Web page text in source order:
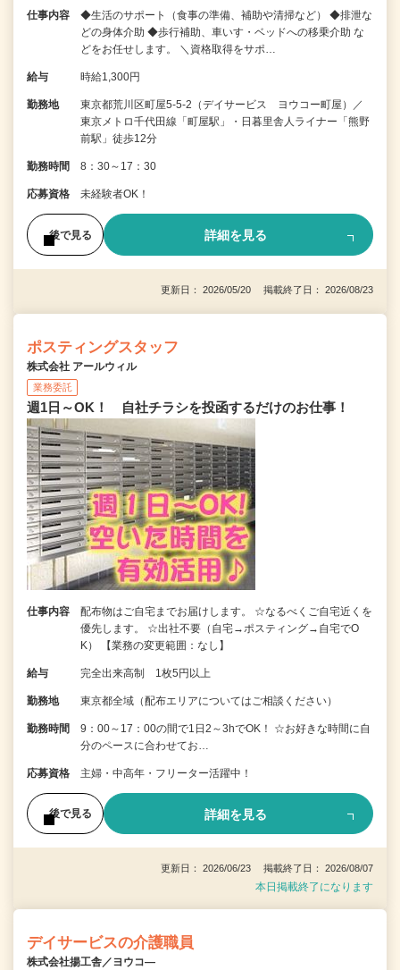
仕事内容
◆生活のサポート（食事の準備、補助や清掃など） ◆排泄な
どの身体介助 ◆歩行補助、車いす・ベッドへの移乗介助 な
どをお任せします。 ＼資格取得をサポ…
給与 時給1,300円
勤務地
東京都荒川区町屋5-5-2（デイサービス ヨウコー町屋）／
東京メトロ千代田線「町屋駅」・日暮里舎人ライナー「熊野
前駅」徒歩12分
勤務時間 8：30～17：30
応募資格 未経験者OK！
後で見る 詳細を見る
更新日： 2026/05/20 掲載終了日： 2026/08/23
ポスティングスタッフ
株式会社 アールウィル
業務委託
週1日～OK！ 自社チラシを投函するだけのお仕事！
仕事内容
配布物はご自宅までお届けします。 ☆なるべくご自宅近くを
優先します。 ☆出社不要（自宅→ポスティング→自宅でO
K） 【業務の変更範囲：なし】
給与 完全出来高制 1枚5円以上
勤務地 東京都全域（配布エリアについてはご相談ください）
勤務時間
9：00～17：00の間で1日2～3hでOK！ ☆お好きな時間に自
分のペースに合わせてお…
応募資格 主婦・中高年・フリーター活躍中！
後で見る 詳細を見る
更新日： 2026/06/23 掲載終了日： 2026/08/07
本日掲載終了になります
デイサービスの介護職員
株式会社揚工舎／ヨウコ―